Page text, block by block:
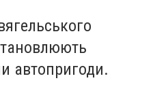
автопригоди.